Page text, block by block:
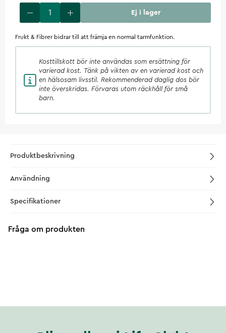
Ej i lager
Frukt & Fibrer bidrar till att främja en normal tarmfunktion.
Kosttillskott bör inte användas som ersättning för
varierad kost. Tänk på vikten av en varierad kost och
en hälsosam livsstil. Rekommenderad daglig dos bör
inte överskridas. Förvaras utom räckhåll för små
barn.
Produktbeskrivning
Användning
Specifikationer
Fråga om produkten